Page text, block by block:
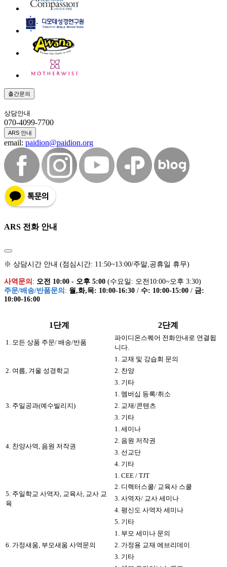
출간문의
상담안내
070-4099-7700
ARS 안내
email: paidion@paidion.org
ARS 전화 안내
※ 상담시간 안내 (점심시간: 11:50~13:00/주말,공휴일 휴무)
사역문의 : 오전 10:00 - 오후 5:00 (수요일: 오전10:00~오후 3:30)
주문/배송/반품문의 : 월,화,목: 10:00-16:30 / 수: 10:00-15:00 / 금:
10:00-16:00
1단계 2단계
1. 모든 상품 주문/ 배송/반품
파이디온스퀘어 전화안내로 연결됩
니다.
2. 여름, 겨울 성경학교
1. 교재 및 강습회 문의
2. 찬양
3. 기타
3. 주일공과(예수빌리지)
1. 멤버십 등록/취소
2. 교재/콘텐츠
3. 기타
4. 찬양사역, 음원 저작권
1. 세미나
2. 음원 저작권
3. 선교단
4. 기타
5. 주일학교 사역자, 교육사, 교사 교
육
1. CEE / TJT
2. 디렉터스쿨/ 교육사 스쿨
3. 사역자/ 교사 세미나
4. 평신도 사역자 세미나
5. 기타
6. 가정새움, 부모새움 사역문의
1. 부모 세미나 문의
2. 가정용 교재 에브리데이
3. 기타